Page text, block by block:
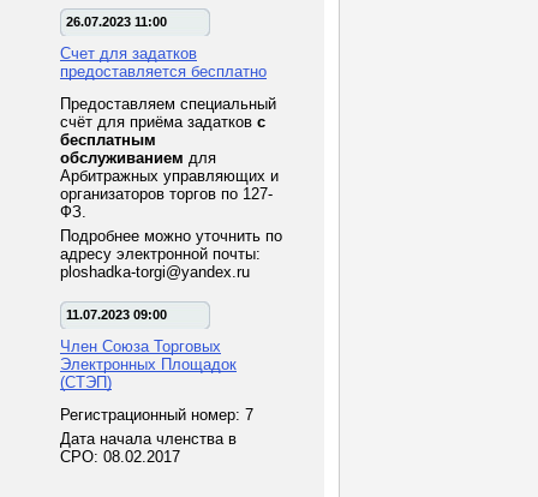
26.07.2023 11:00
Счет для задатков
предоставляется бесплатно
Предоставляем специальный
счёт для приёма задатков с
бесплатным
обслуживанием для
Арбитражных управляющих и
организаторов торгов по 127-
ФЗ.
Подробнее можно уточнить по
адресу электронной почты:
ploshadka-torgi@yandex.ru
11.07.2023 09:00
Член Союза Торговых
Электронных Площадок
(СТЭП)
Регистрационный номер: 7
Дата начала членства в
СРО: 08.02.2017